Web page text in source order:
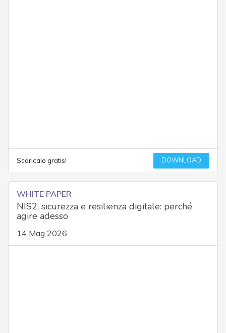
Scaricalo gratis! DOWNLOAD
WHITE PAPER
NIS2, sicurezza e resilienza digitale: perché
agire adesso
14 Mag 2026